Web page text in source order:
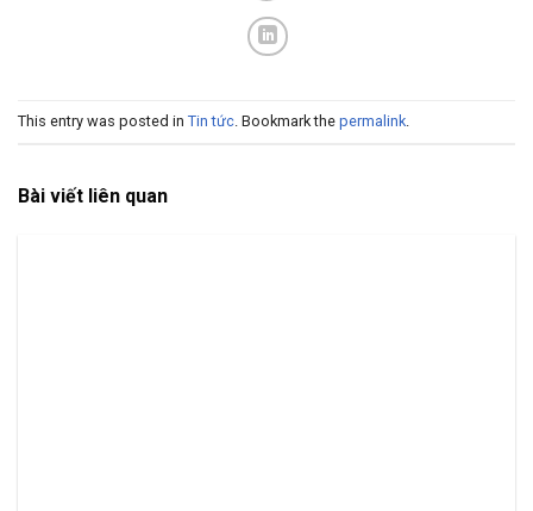
This entry was posted in Tin tức . Bookmark the permalink
Bài viết liên quan